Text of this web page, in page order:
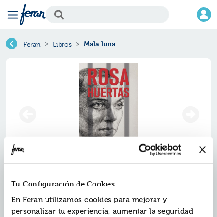
Tu Configuración de Cookies
En Feran utilizamos cookies para mejorar y
personalizar tu experiencia, aumentar la seguridad
Feran Libros Mala luna
Mala luna
Ref.ZED-4040744
ISBN:9788414040744